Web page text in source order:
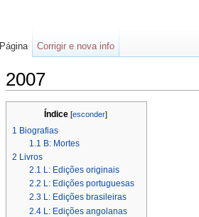
2007
Índice[esconder]
1 Biografias
1.1 B: Mortes
2 Livros
2.1 L: Edições originais
2.2 L: Edições portuguesas
2.3 L: Edições brasileiras
2.4 L: Edições angolanas
Página Corrigir e nova info